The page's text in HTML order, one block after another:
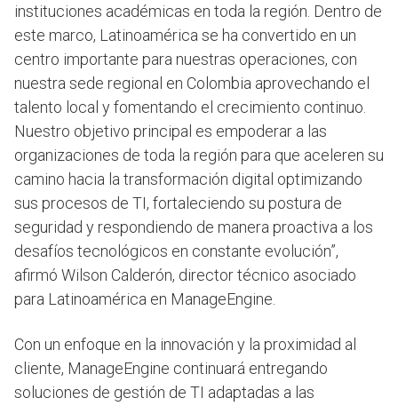
instituciones académicas en toda la región. Dentro de
este marco, Latinoamérica se ha convertido en un
centro importante para nuestras operaciones, con
nuestra sede regional en Colombia aprovechando el
talento local y fomentando el crecimiento continuo.
Nuestro objetivo principal es empoderar a las
organizaciones de toda la región para que aceleren su
camino hacia la transformación digital optimizando
sus procesos de TI, fortaleciendo su postura de
seguridad y respondiendo de manera proactiva a los
desafíos tecnológicos en constante evolución”,
afirmó Wilson Calderón, director técnico asociado
para Latinoamérica en ManageEngine.
Con un enfoque en la innovación y la proximidad al
cliente, ManageEngine continuará entregando
soluciones de gestión de TI adaptadas a las